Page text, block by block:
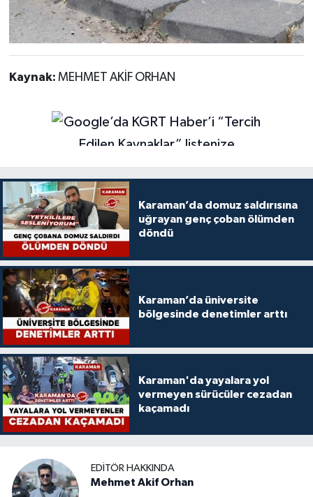
Kaynak: MEHMET AKİF ORHAN
Karaman’da domuz saldırısına
uğrayan genç çoban ölümden
döndü
Karaman’da üniversite
bölgesinde denetimler arttı
Karaman'da yayalara yol
vermeyen sürücüler cezadan
kaçamadı
EDITÖR HAKKINDA
Mehmet Akif Orhan